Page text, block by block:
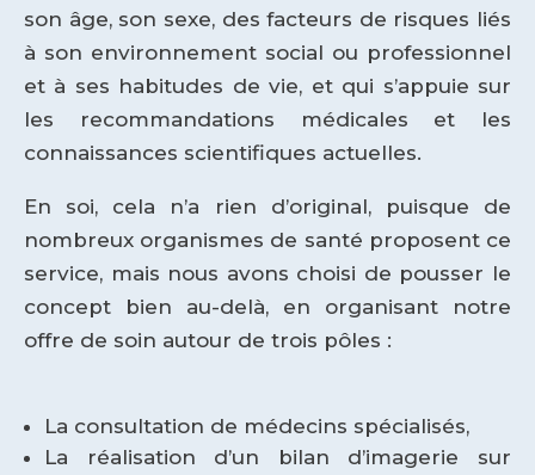
son âge, son sexe, des facteurs de risques liés
à son environnement social ou professionnel
et à ses habitudes de vie, et qui s’appuie sur
les recommandations médicales et les
connaissances scientifiques actuelles.
En soi, cela n’a rien d’original, puisque de
nombreux organismes de santé proposent ce
service, mais nous avons choisi de pousser le
concept bien au-delà, en organisant notre
offre de soin autour de trois pôles :
La consultation de médecins spécialisés,
La réalisation d’un bilan d’imagerie sur